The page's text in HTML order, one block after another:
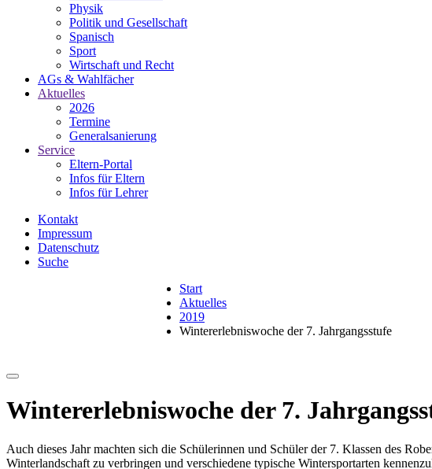
Physik
Politik und Gesellschaft
Spanisch
Sport
Wirtschaft und Recht
AGs & Wahlfächer
Aktuelles
2026
Termine
Generalsanierung
Service
Eltern-Portal
Infos für Eltern
Infos für Lehrer
Kontakt
Impressum
Datenschutz
Suche
Start
Aktuelles
2019
Wintererlebniswoche der 7. Jahrgangsstufe
Wintererlebniswoche der 7.
Auch dieses Jahr machten sich die Schülerinnen und Schüler der 7. Klassen des
Winterlandschaft zu verbringen und verschiedene typische Wintersportarten